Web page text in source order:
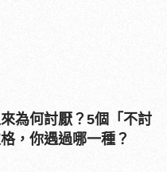
為何討厭？5個「不討
，你遇過哪一種？